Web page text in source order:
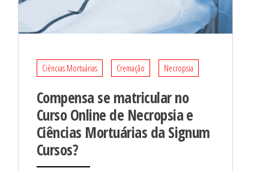
Ciências Mortuárias Cremação Necropsia
Compensa se matricular no
Curso Online de Necropsia e
Ciências Mortuárias da Signum
Cursos?